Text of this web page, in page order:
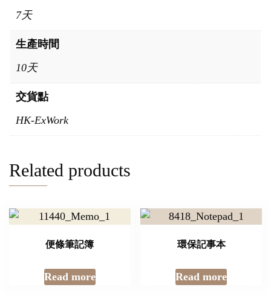
7天
生產時間
10天
交貨點
HK-ExWork
Related products
便條筆記簿
Read more
環保記事本
Read more